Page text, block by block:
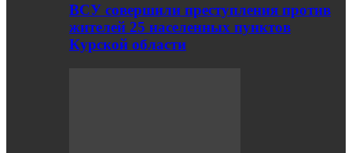
ВСУ совершили преступления против
жителей 25 населенных пунктов
Курской области